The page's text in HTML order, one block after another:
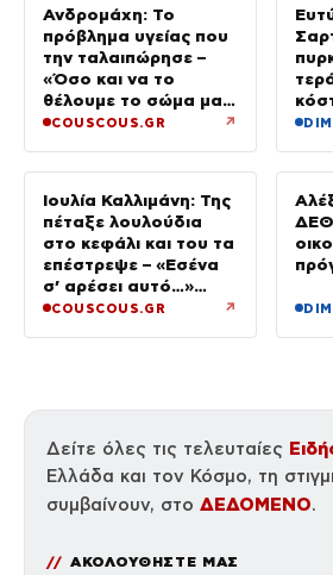
Ανδρομάχη: Το
πρόβλημα υγείας που
την ταλαιπώρησε –
«Όσο και να το
θέλουμε το σώμα μας
φωνάζει “όχι”»
COUSCOUS.GR ↗
Ιουλία Καλλιμάνη: Της
πέταξε λουλούδια
στο κεφάλι και του τα
επέστρεψε – «Εσένα
σ’ αρέσει αυτό…»
(βίντεο)
COUSCOUS.GR ↗
ΔΕΘ
Δείτε όλες τις τελευταίες
Ελλάδα και τον Κόσμο, τη
συμβαίνουν, στο ΔΕΔΟΜΕΝΟ.
ΑΚΟΛΟΥΘΗΣΤΕ ΜΑΣ